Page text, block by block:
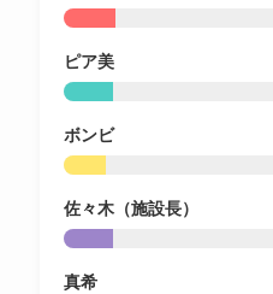
ピア美
ボンビ
佐々木（施設長）
真希